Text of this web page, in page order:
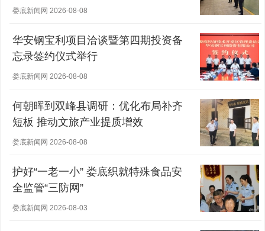
营主体稳健发展
娄底新闻网 2026-08-08
华安钢宝利项目洽谈暨第四期投资备
忘录签约仪式举行
娄底新闻网 2026-08-08
何朝晖到双峰县调研：优化布局补齐
短板 推动文旅产业提质增效
娄底新闻网 2026-08-08
护好“一老一小” 娄底织就特殊食品安
全监管“三防网”
娄底新闻网 2026-08-03